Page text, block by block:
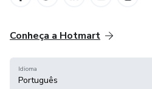
Conheça a Hotmart
Idioma
Português